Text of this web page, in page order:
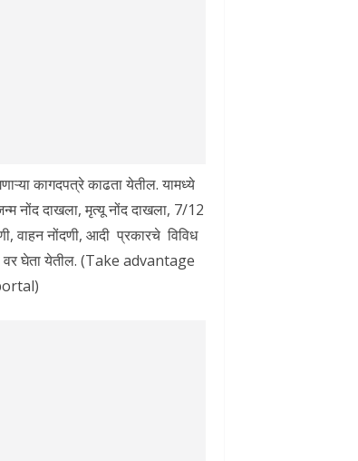
कागदपत्रे काढता येतील. यामध्ये
नोंद दाखला, मृत्यू नोंद दाखला, 7/12
वाहन नोंदणी, आदी प्रकारचे विविध
वर घेता येतील. (Take advantage